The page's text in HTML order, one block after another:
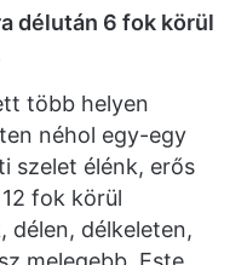
délután 6 fok körül
több helyen
néhol egy-egy
szelet élénk, erős
fok körül
délen, délkeleten,